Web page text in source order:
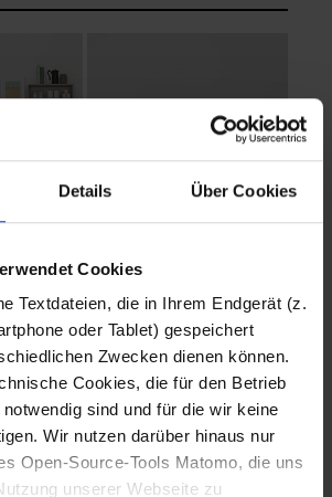
Details Über Cookies
Cookies
Textdateien, die in Ihrem Endgerät (z.
oder Tablet) gespeichert
Zwecken dienen können.
Cookies, die für den Betrieb
sind und für die wir keine
Wir nutzen darüber hinaus nur
Open-Source-Tools Matomo, die uns
unserer Webseite zu
Fotografo: Lorenz
Sternbach
Download